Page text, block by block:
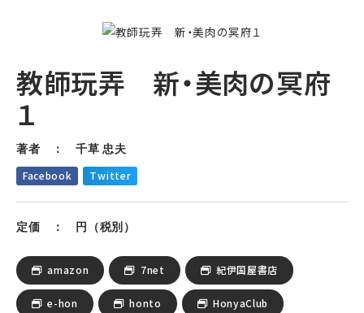
教師玩弄 新・美肉の冥府
１
著者 ： 千草 忠夫
Facebook Twitter
定価 ： 円（税別）
amazon 7net 紀伊国屋書店
e-hon honto HonyaClub